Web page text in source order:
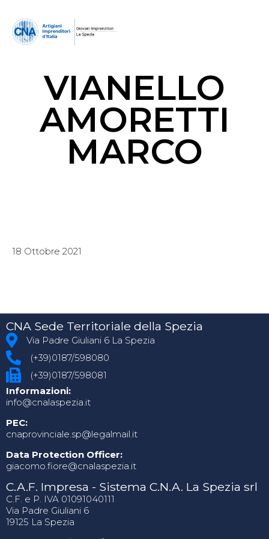
VIANELLO
AMORETTI
MARCO
18 Ottobre 2021
CNA Sede Territoriale della Spezia
Via Padre Giuliani 6 La Spezia
(+39)0187/598080
(+39)0187/598081
Informazioni:
info@cnalaspezia.it
PEC:
cnaprovinciale.sp@legalmail.it
Data Protection Officer:
giacomo.fiore@cnalaspezia.it
C.A.F. Impresa - Sistema C.N.A. La Spezia srl
C.F. e P. IVA 01091040111
Via Padre Giuliani 6
19125 La Spezia